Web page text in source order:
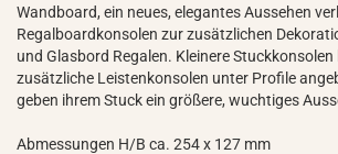
Wandboard, ein neues, elegantes Aussehen
Regalboardkonsolen zur zusätzlichen
und Glasbord Regalen. Kleinere
zusätzliche Leistenkonsolen unter Profile
geben ihrem Stuck ein größere, wuchtiges
Abmessungen H/B ca. 254 x 127 mm